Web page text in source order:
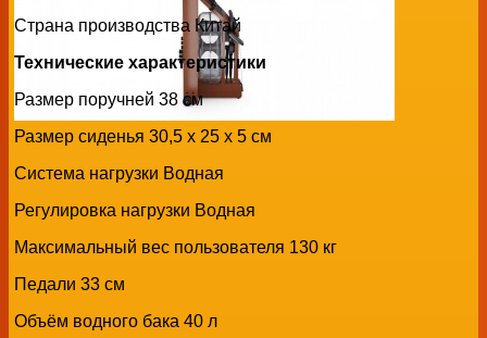
Страна производства Китай
Технические характеристики
Размер поручней 38 см
Размер сиденья 30,5 x 25 x 5 см
Система нагрузки Водная
Регулировка нагрузки Водная
Максимальный вес пользователя 130 кг
Педали 33 см
Объём водного бака 40 л